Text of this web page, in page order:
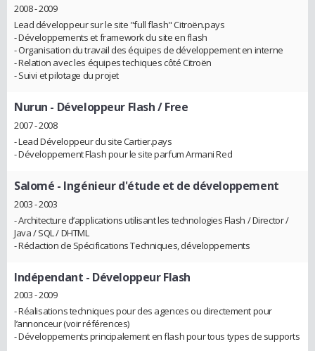
2008 - 2009
Lead développeur sur le site "full flash" Citroën.pays
- Développements et framework du site en flash
- Organisation du travail des équipes de développement en interne
- Relation avec les équipes techiques côté Citroën
- Suivi et pilotage du projet
Nurun - Développeur Flash / Free
2007 - 2008
- Lead Développeur du site Cartier.pays
- Développement Flash pour le site parfum Armani Red
Salomé - Ingénieur d'étude et de développement
2003 - 2003
- Architecture d’applications utilisant les technologies Flash / Director /
Java / SQL / DHTML
- Rédaction de Spécifications Techniques, développements
Indépendant - Développeur Flash
2003 - 2009
- Réalisations techniques pour des agences ou directement pour
l’annonceur (voir références)
- Développements principalement en flash pour tous types de supports